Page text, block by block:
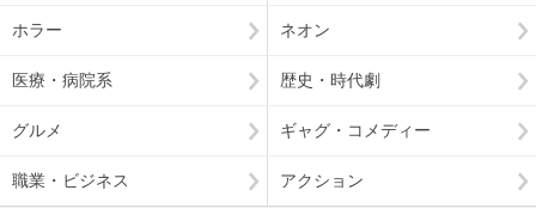
ホラー ネオン
医療・病院系 歴史・時代劇
グルメ ギャグ・コメディー
職業・ビジネス アクション